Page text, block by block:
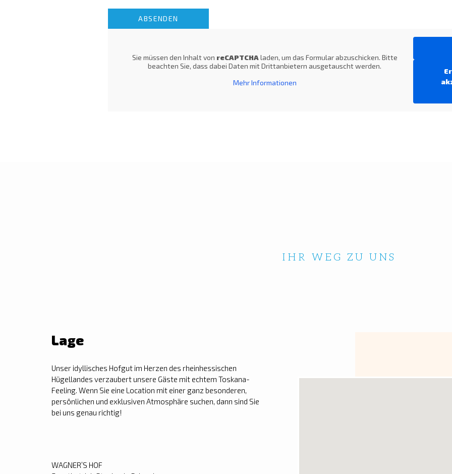
ABSENDEN
Sie müssen den Inhalt von reCAPTCHAladen, um das Formular abzuschicken. Bitte
beachten Sie, dass dabei Daten mit Drittanbietern ausgetauscht werden.
Mehr Informationen
IHR WEG ZU UNS
Lage
Unser idyllisches Hofgut im Herzen des rheinhessischen
Hügellandes verzaubert unsere Gäste mit echtem Toskana-
Feeling. Wenn Sie eine Location mit einer ganz besonderen,
persönlichen und exklusiven Atmosphäre suchen, dann sind Sie
bei uns genau richtig!
WAGNER’S HOF